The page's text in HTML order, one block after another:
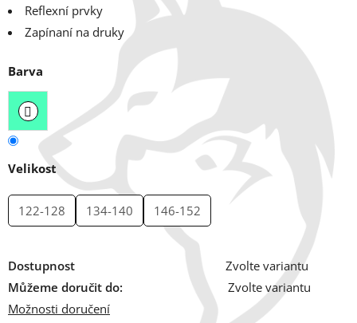
Reflexní prvky
Zapínaní na druky
Barva
Velikost
122-128 134-140 146-152
Dostupnost
Zvolte variantu
Můžeme doručit do:
Zvolte variantu
Možnosti doručení